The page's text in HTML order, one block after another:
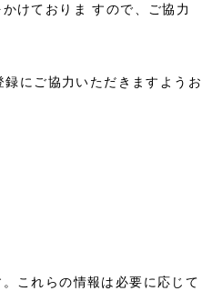
けておりま すので、ご協力
にご協力いただきますようお
これらの情報は必要に応じて